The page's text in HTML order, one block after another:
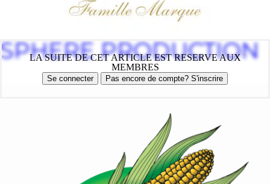
LA SUITE DE CET ARTICLE EST RESERVE AUX
MEMBRES
Se connecter Pas encore de compte? S'inscrire
SPHERE PRODUCTION